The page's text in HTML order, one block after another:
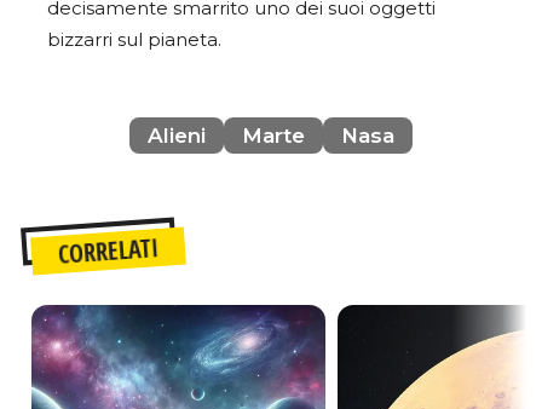
decisamente smarrito uno dei suoi oggetti
bizzarri sul pianeta.
Alieni Marte Nasa
CORRELATI